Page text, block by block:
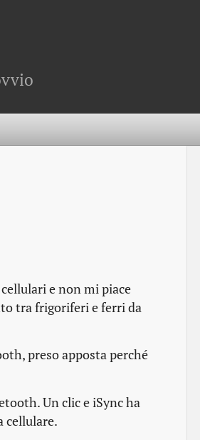
e non mi piace
tra frigoriferi e ferri da
preso apposta perché
Un clic e iSync ha
cellulare.